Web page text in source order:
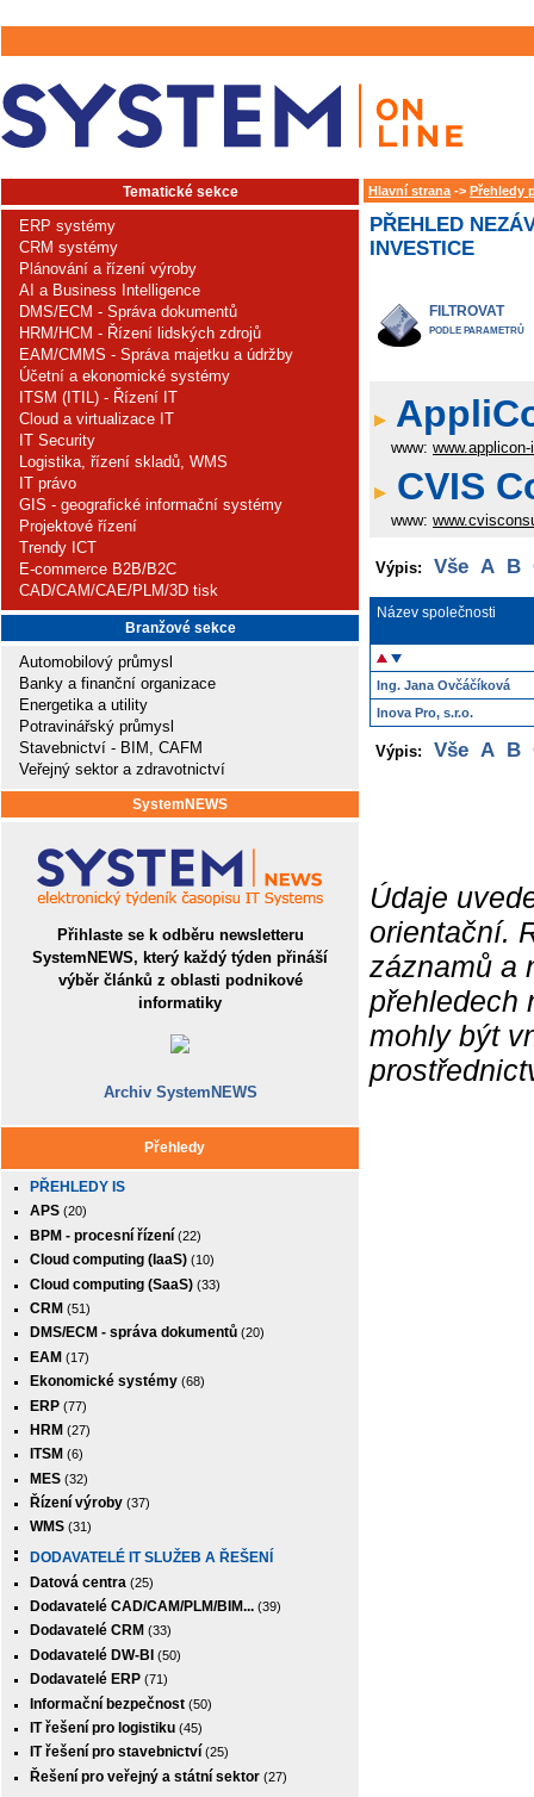
Tematické sekce
ERP systémy
CRM systémy
Plánování a řízení výroby
AI a Business Intelligence
DMS/ECM - Správa dokumentů
HRM/HCM - Řízení lidských zdrojů
EAM/CMMS - Správa majetku a údržby
Účetní a ekonomické systémy
ITSM (ITIL) - Řízení IT
Cloud a virtualizace IT
IT Security
Logistika, řízení skladů, WMS
IT právo
GIS - geografické informační systémy
Projektové řízení
Trendy ICT
E-commerce B2B/B2C
CAD/CAM/CAE/PLM/3D tisk
Branžové sekce
Automobilový průmysl
Banky a finanční organizace
Energetika a utility
Potravinářský průmysl
Stavebnictví - BIM, CAFM
Veřejný sektor a zdravotnictví
SystemNEWS
Přihlaste se k odběru newsletteru
SystemNEWS, který každý týden přináší
výběr článků z oblasti podnikové
informatiky
Archiv SystemNEWS
Přehledy
PŘEHLEDY IS
APS (20)
BPM - procesní řízení (22)
Cloud computing (IaaS) (10)
Cloud computing (SaaS) (33)
CRM (51)
DMS/ECM - správa dokumentů (20)
EAM (17)
Ekonomické systémy (68)
ERP (77)
HRM (27)
ITSM (6)
MES (32)
Řízení výroby (37)
WMS (31)
DODAVATELÉ IT SLUŽEB A ŘEŠENÍ
Datová centra (25)
Dodavatelé CAD/CAM/PLM/BIM... (39)
Dodavatelé CRM (33)
Dodavatelé DW-BI (50)
Dodavatelé ERP (71)
Informační bezpečnost (50)
IT řešení pro logistiku (45)
IT řešení pro stavebnictví (25)
Řešení pro veřejný a státní sektor (27)
Hlavní strana -> Přehledy
PŘEHLED
INVESTICE
FILTROVAT
PODLE PARAMETRŮ
www:
CVIS
www:
Výpis: Vše A B
Název společnosti
Ing. Jana Ovčáčíková
Inova Pro, s.r.o.
Výpis: Vše A B
Údaje
orientační.
záznamů a
přehledech
mohly být